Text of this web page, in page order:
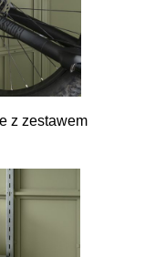
z zestawem